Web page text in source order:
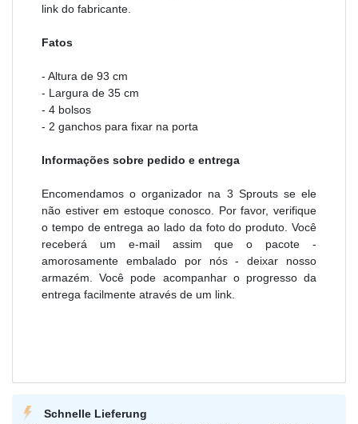
link do fabricante.
Fatos
- Altura de 93 cm
- Largura de 35 cm
- 4 bolsos
- 2 ganchos para fixar na porta
Informações sobre pedido e entrega
Encomendamos o organizador na 3 Sprouts se ele
não estiver em estoque conosco. Por favor, verifique
o tempo de entrega ao lado da foto do produto. Você
receberá um e-mail assim que o pacote -
amorosamente embalado por nós - deixar nosso
armazém. Você pode acompanhar o progresso da
entrega facilmente através de um link.
Schnelle Lieferung